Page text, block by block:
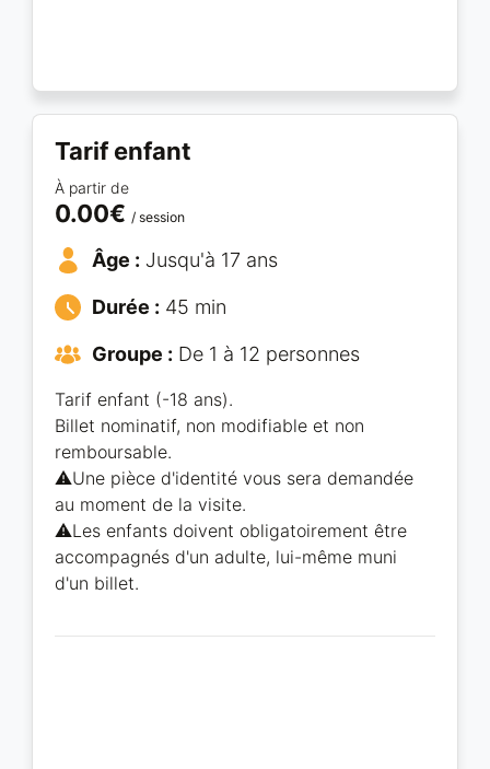
Tarif enfant
À partir de
0.00€ / session
Âge : Jusqu'à 17 ans
Durée : 45 min
Groupe : De 1 à 12 personnes
Tarif enfant (-18 ans).
Billet nominatif, non modifiable et non
remboursable.
⚠️Une pièce d'identité vous sera demandée
au moment de la visite.
⚠️Les enfants doivent obligatoirement être
accompagnés d'un adulte, lui-même muni
d'un billet.